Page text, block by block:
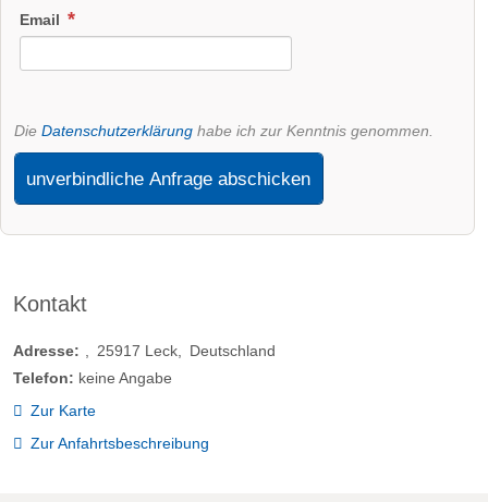
Email
Die Datenschutzerklärung habe ich zur Kenntnis genommen.
unverbindliche Anfrage abschicken
Kontakt
Adresse: 25917 Leck
Deutschland
Telefon: keine Angabe
Zur Karte
Zur Anfahrtsbeschreibung